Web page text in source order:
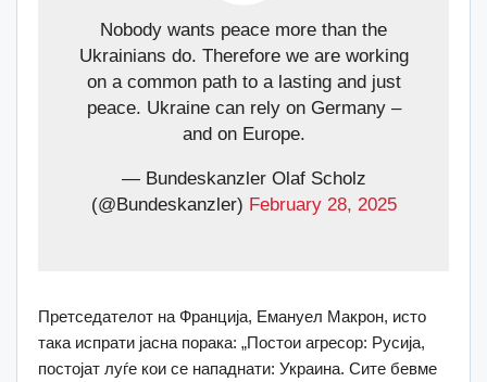
Nobody wants peace more than the
Ukrainians do. Therefore we are working
on a common path to a lasting and just
peace. Ukraine can rely on Germany –
and on Europe.
— Bundeskanzler Olaf Scholz
(@Bundeskanzler) February 28, 2025
Претседателот на Франција, Емануел Макрон, исто
така испрати јасна порака: „Постои агресор: Русија,
постојат луѓе кои се нападнати: Украина. Сите бевме